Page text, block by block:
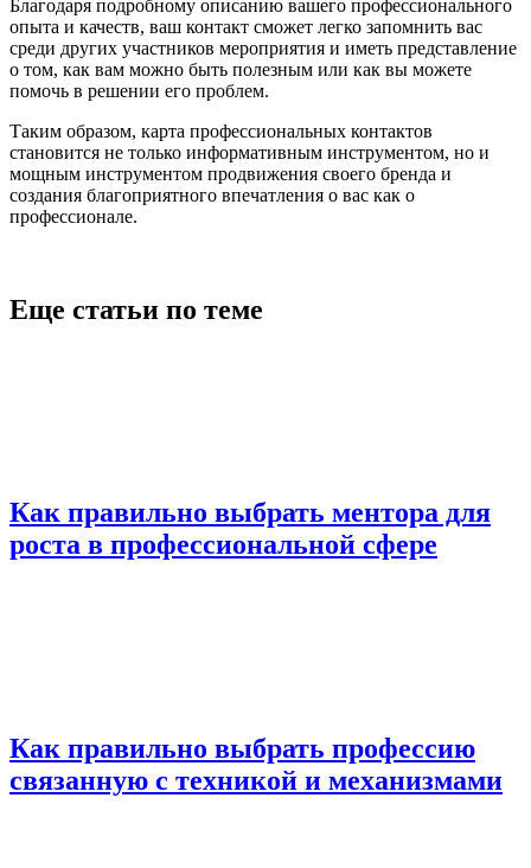
Благодаря подробному описанию вашего профессионального
опыта и качеств, ваш контакт сможет легко запомнить вас
среди других участников мероприятия и иметь представление
о том, как вам можно быть полезным или как вы можете
помочь в решении его проблем.
Таким образом, карта профессиональных контактов
становится не только информативным инструментом, но и
мощным инструментом продвижения своего бренда и
создания благоприятного впечатления о вас как о
профессионале.
Еще статьи по теме
Как правильно выбрать ментора для
роста в профессиональной сфере
Как правильно выбрать профессию
связанную с техникой и механизмами